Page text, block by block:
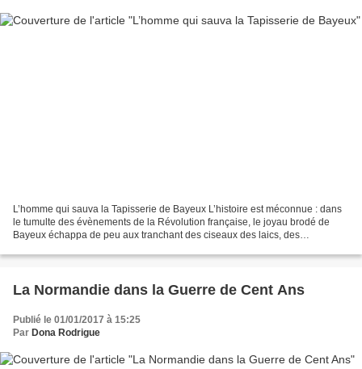
L’homme qui sauva la Tapisserie de Bayeux L’histoire est méconnue : dans
le tumulte des évènements de la Révolution française, le joyau brodé de
Bayeux échappa de peu aux tranchant des ciseaux des laics, des
La Normandie dans la Guerre de Cent Ans
Publié le 01/01/2017 à 15:25
Par Dona Rodrigue